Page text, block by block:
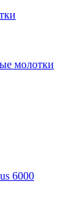
молотки
6000